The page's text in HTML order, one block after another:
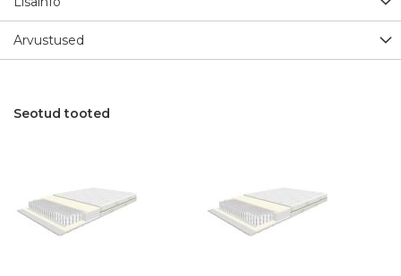
Arvustused
Seotud tooted